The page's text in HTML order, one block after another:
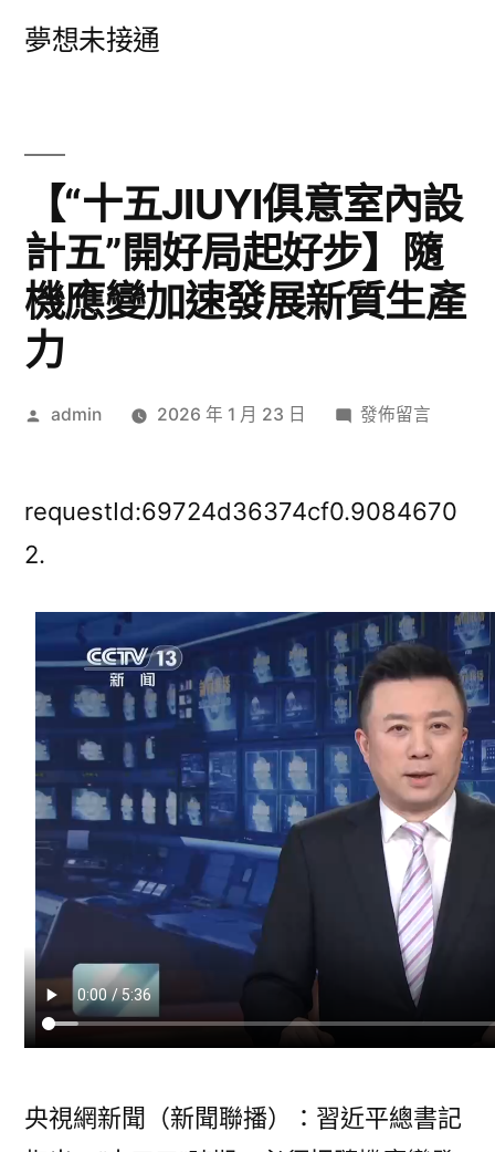
夢想未接通
【“十五JIUYI俱意室內設
計五”開好局起好步】隨
機應變加速發展新質生產
力
作
admin 2026 年 1 月 23 日
在
JIUYI
內
設
計
五”
開
好
步】
變
發
發佈留言
requestId:69724d36374cf0.9084670
2.
央視網新聞（新聞聯播）：習近平總書記